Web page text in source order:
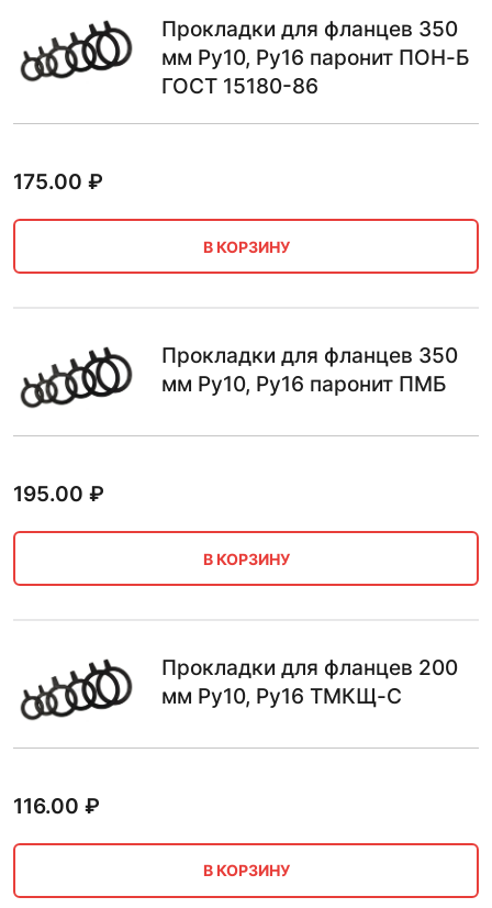
Прокладки для фланцев 350
мм Ру10, Ру16 паронит ПОН-Б
ГОСТ 15180-86
175.00 ₽
В КОРЗИНУ
Прокладки для фланцев 350
мм Ру10, Ру16 паронит ПМБ
195.00 ₽
В КОРЗИНУ
Прокладки для фланцев 200
мм Ру10, Ру16 ТМКЩ-С
116.00 ₽
В КОРЗИНУ